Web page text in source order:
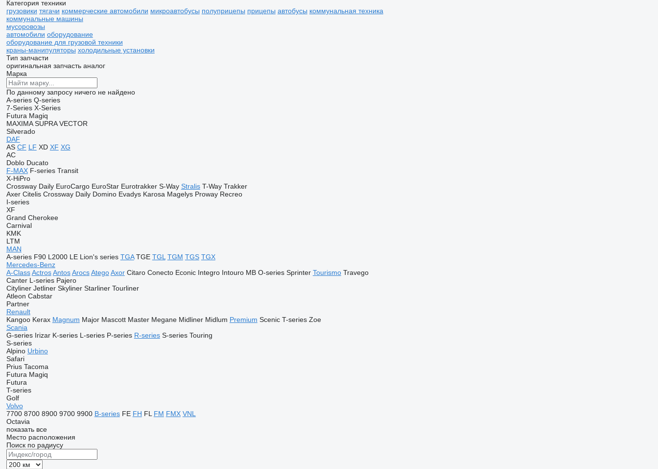
Категория техники
грузовики тягачи коммерческие автомобили микроавтобусы полуприцепы прицепы автобусы коммунальная техника
коммунальные машины
мусоровозы
автомобили оборудование
оборудование для грузовой техники
краны-манипуляторы холодильные установки
Тип запчасти
оригинальная запчасть аналог
Марка
По данному запросу ничего не найдено
A-series Q-series
7-Series X-Series
Futura Magiq
MAXIMA SUPRA VECTOR
Silverado
DAF
AS CF LF XD XF XG
AC
Doblo Ducato
F-MAX F-series Transit
X-HiPro
Crossway Daily EuroCargo EuroStar Eurotrakker S-Way Stralis T-Way Trakker
Axer Citelis Crossway Daily Domino Evadys Karosa Magelys Proway Recreo
I-series
XF
Grand Cherokee
Carnival
KMK
LTM
MAN
A-series F90 L2000 LE Lion's series TGA TGE TGL TGM TGS TGX
Mercedes-Benz
A-Class Actros Antos Arocs Atego Axor Citaro Conecto Econic Integro Intouro MB O-series Sprinter Tourismo Travego
Canter L-series Pajero
Cityliner Jetliner Skyliner Starliner Tourliner
Atleon Cabstar
Partner
Renault
Kangoo Kerax Magnum Major Mascott Master Megane Midliner Midlum Premium Scenic T-series Zoe
Scania
G-series Irizar K-series L-series P-series R-series S-series Touring
S-series
Alpino Urbino
Safari
Prius Tacoma
Futura Magiq
Futura
T-series
Golf
Volvo
7700 8700 8900 9700 9900 B-series FE FH FL FM FMX VNL
Octavia
показать все
Место расположения
Поиск по радиусу